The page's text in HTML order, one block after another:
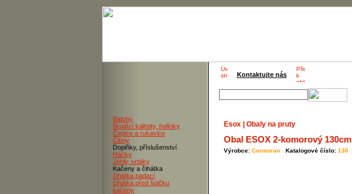
Kontaktujte nás
Batohy
Brodící kalhoty, holínky
Čepice a rukavice
Čluny
Doplňky, příslušenství
Háčky
Jehly, vrtáky
Kačeny a čihátka
čihátka padací
čihátka před špičku
kačeny
Esox | Obaly na pruty
Obal ESOX 2-komorový 130cm
Výrobce: Cormoran Katalogové číslo: 130